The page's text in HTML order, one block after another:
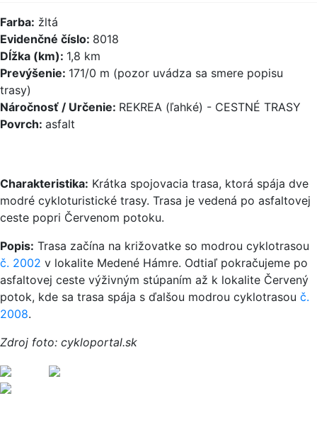
Farba: žltá
Evidenčné číslo: 8018
Dĺžka (km): 1,8 km
Prevýšenie: 171/0 m (pozor uvádza sa smere popisu
trasy)
Náročnosť / Určenie: REKREA (ľahké) - CESTNÉ TRASY
Povrch: asfalt
Charakteristika: Krátka spojovacia trasa, ktorá spája dve
modré cykloturistické trasy. Trasa je vedená po asfaltovej
ceste popri Červenom potoku.
Popis: Trasa začína na križovatke so modrou cyklotrasou
č. 2002 v lokalite Medené Hámre. Odtiaľ pokračujeme po
asfaltovej ceste výživným stúpaním až k lokalite Červený
potok, kde sa trasa spája s ďalšou modrou cyklotrasou č.
2008.
Zdroj foto: cykloportal.sk